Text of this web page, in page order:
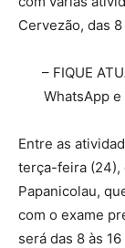
Cervezão, das
– FIQUE
WhatsApp
Entre as
terça-feira (24),
Papanicolau,
com o exame
será das 8 às